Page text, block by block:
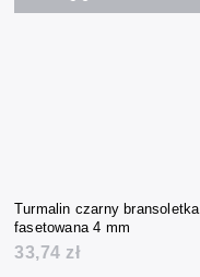
Turmalin czarny bransoletka
fasetowana 4 mm
33,74 zł